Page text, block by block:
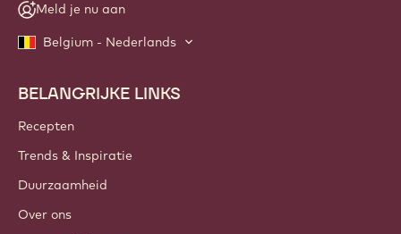
Meld je nu aan
Belgium - Nederlands
Footer
Callebaut
BELANGRIJKE LINKS
Recepten
Trends & Inspiratie
Duurzaamheid
Over ons